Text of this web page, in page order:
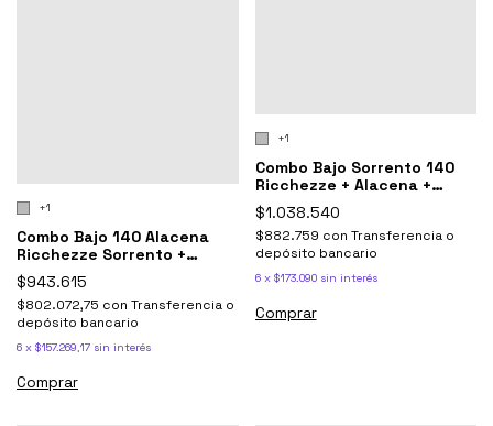
+1
Combo Bajo 140 Alacena
Ricchezze Sorrento +
Mesada Johnson
$943.615
$802.072,75 con Transferencia o
depósito bancario
6 x $157.269,17 sin interés
Comprar
+1
Combo Bajo Sorrento 140
Ricchezze + Alacena +
Mesada Johnson
$1.038.540
$882.759 con Transferencia o
depósito bancario
6 x $173.090 sin interés
Comprar